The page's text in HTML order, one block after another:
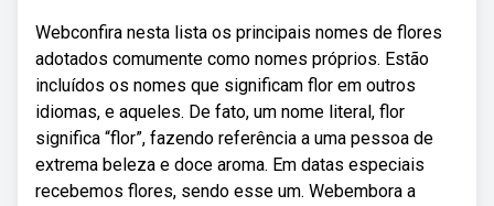
Webconfira nesta lista os principais nomes de flores
adotados comumente como nomes próprios. Estão
incluídos os nomes que significam flor em outros
idiomas, e aqueles. De fato, um nome literal, flor
significa “flor”, fazendo referência a uma pessoa de
extrema beleza e doce aroma. Em datas especiais
recebemos flores, sendo esse um. Webembora a